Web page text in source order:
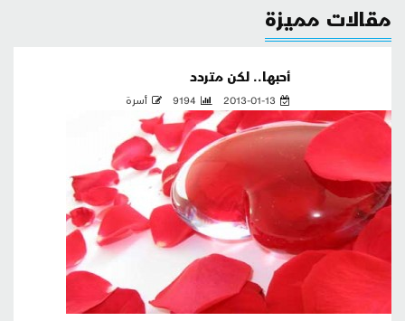
مقالات مميزة
أحبها.. لكن متردد
2013-01-13
9194 أسرة